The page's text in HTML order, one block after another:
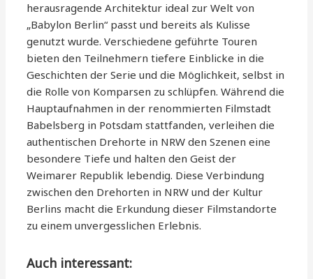
herausragende Architektur ideal zur Welt von
„Babylon Berlin“ passt und bereits als Kulisse
genutzt wurde. Verschiedene geführte Touren
bieten den Teilnehmern tiefere Einblicke in die
Geschichten der Serie und die Möglichkeit, selbst in
die Rolle von Komparsen zu schlüpfen. Während die
Hauptaufnahmen in der renommierten Filmstadt
Babelsberg in Potsdam stattfanden, verleihen die
authentischen Drehorte in NRW den Szenen eine
besondere Tiefe und halten den Geist der
Weimarer Republik lebendig. Diese Verbindung
zwischen den Drehorten in NRW und der Kultur
Berlins macht die Erkundung dieser Filmstandorte
zu einem unvergesslichen Erlebnis.
Auch interessant: